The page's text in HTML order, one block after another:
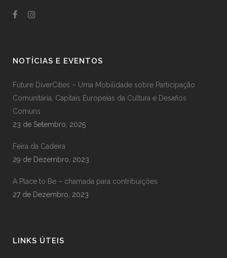
NOTÍCIAS E EVENTOS
Future DiverCities – Uma Mobilidade sobre Participação
Comunitária, Capitais Europeias da Cultura e Desafios
Comuns
23 de Setembro, 2025
Feira da Cadeira
29 de Dezembro, 2023
A Place to Be – chamada para contribuições
27 de Dezembro, 2023
LINKS ÚTEIS